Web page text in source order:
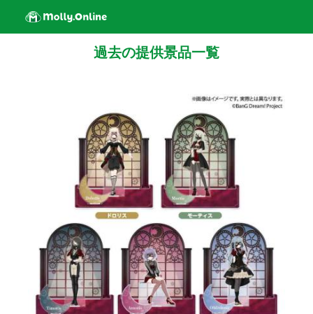
過去の提供景品一覧